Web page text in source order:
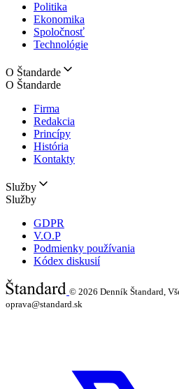
Politika
Ekonomika
Spoločnosť
Technológie
O Štandarde
O Štandarde
Firma
Redakcia
Princípy
História
Kontakty
Služby
Služby
GDPR
V.O.P
Podmienky používania
Kódex diskusií
© 2026 Denník Štandard,
oprava@standard.sk